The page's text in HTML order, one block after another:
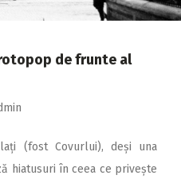
de frunte al
(fost Covurlui), deși una
hiatusuri în ceea ce privește